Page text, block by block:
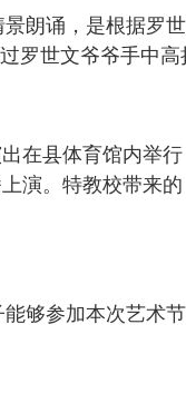
朗诵，是根据
世文爷爷手中
在县体育馆内举
演。特教校带来
够参加本次艺术